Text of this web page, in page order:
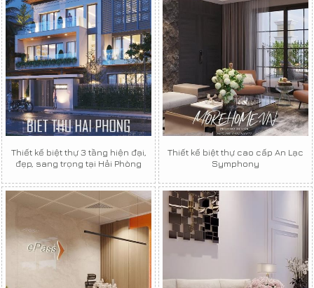
Thiết kế biệt thự 3 tầng hiện đại,
đẹp, sang trọng tại Hải Phòng
Thiết kế biệt thự cao cấp An Lạc
Symphony